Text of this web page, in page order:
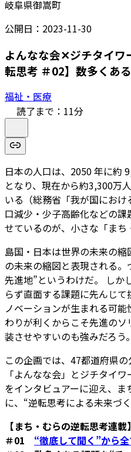
岐阜県御嵩町
公開日： 2023-11-30
よんなな会✕ジチタイワ
転思考 ＃02】数多くあ
福祉・医療
読了まで： 11分
日本の人口は、2050 年に約
となり、現在から約3,300万
いる（総務省「我が国にお
口減少・少子高齢化などの
せているのが、小さな「まち
島国・日本は世界の未来の
の未来の縮図と表現される
先進地”というわけだ。 しか
らず直面する課題に先んじ
ノベーションが生まれる可
わりが利くからこそ先進の
装させやすいのも強みだろう
この企画では、47都道府県
「よんなな会」とジチタイ
をインタビュアーに迎え、
に、“逆転思考による未来づ
【まち・むらの逆転思考連載】
＃01 “徹底して聞く”から全